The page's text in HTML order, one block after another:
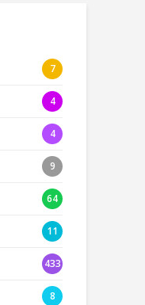
7
4
4
9
64
11
433
8